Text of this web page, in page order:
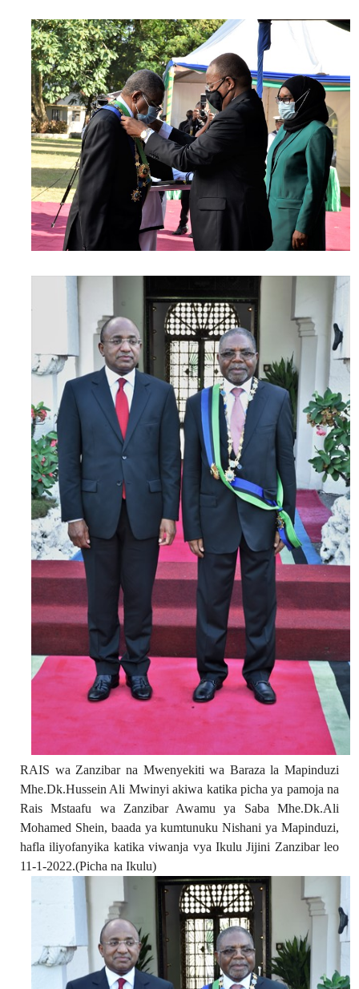
RAIS wa Zanzibar na Mwenyekiti wa Baraza la Mapinduzi
Mhe.Dk.Hussein Ali Mwinyi akiwa katika picha ya pamoja na
Rais Mstaafu wa Zanzibar Awamu ya Saba Mhe.Dk.Ali
Mohamed Shein, baada ya kumtunuku Nishani ya Mapinduzi,
hafla iliyofanyika katika viwanja vya Ikulu Jijini Zanzibar leo
11-1-2022.(Picha na Ikulu)